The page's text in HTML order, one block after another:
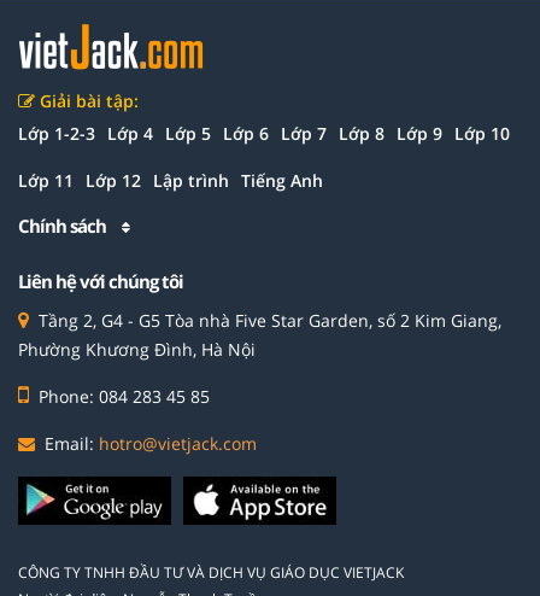
Giải bài tập:
Lớp 1-2-3 Lớp 4 Lớp 5 Lớp 6 Lớp 7 Lớp 8 Lớp 9 Lớp 10
Lớp 11 Lớp 12 Lập trình Tiếng Anh
Chính sách
Liên hệ với chúng tôi
Tầng 2, G4 - G5 Tòa nhà Five Star Garden, số 2 Kim Giang,
Phường Khương Đình, Hà Nội
Phone: 084 283 45 85
Email: hotro@vietjack.com
CÔNG TY TNHH ĐẦU TƯ VÀ DỊCH VỤ GIÁO DỤC VIETJACK